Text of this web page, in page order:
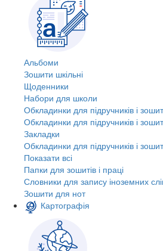
Альбоми
Зошити шкільні
Щоденники
Набори для школи
Обкладинки для підручників і
Обкладинки для підручників і
Закладки
Обкладинки для підручників і
Показати всі
Папки для зошитів і праці
Словники для запису іноземних
Зошити для нот
Картографія